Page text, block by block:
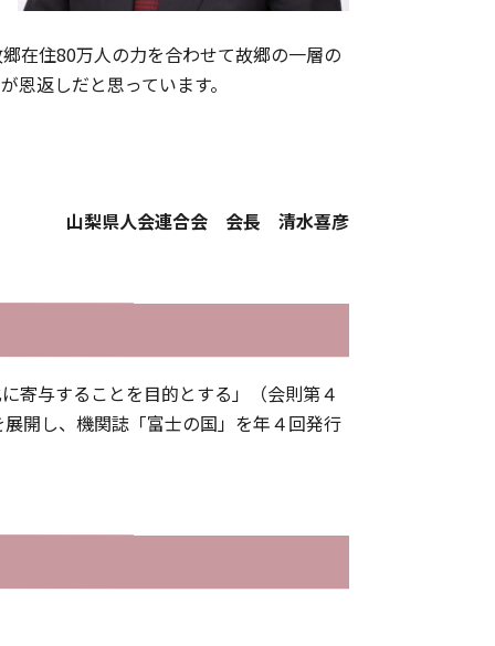
在住80万人の力を合わせて故郷の一層の
返しだと思っています。
山梨県人会連合会 会長 清水喜彦
寄与することを目的とする」（会則第４
開し、機関誌「富士の国」を年４回発行